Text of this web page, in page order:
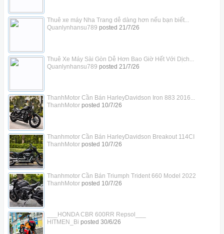
Thuê xe máy Nha Trang dễ dàng hơn nếu bạn biết...
Quanlynhansu789 posted 21/7/26
Thuê Xe Máy Sài Gòn Dễ Hơn Bao Giờ Hết Với Dịch...
Quanlynhansu789 posted 21/7/26
ThanhMotor Cần Bán HarleyDavidson Iron 883 2016...
ThanhMotorposted 10/7/26
Thanhmotor Cần Bán HarleyDavidson Breakout 114CI
ThanhMotorposted 10/7/26
Thanhmotor Cần Bán Triumph Trident 660 Model 2022
ThanhMotorposted 10/7/26
___HONDA CBR 600RR Repsol___
HITMEN_Bi posted 30/6/26